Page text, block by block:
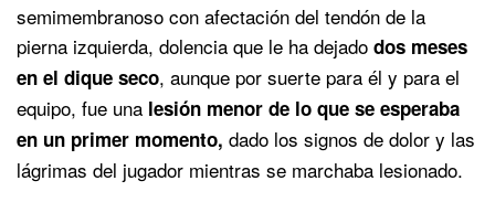
semimembranoso con afectación del tendón de la
pierna izquierda, dolencia que le ha dejado dos meses
en el dique seco, aunque por suerte para él y para el
equipo, fue una lesión menor de lo que se esperaba
en un primer momento, dado los signos de dolor y las
lágrimas del jugador mientras se marchaba lesionado.